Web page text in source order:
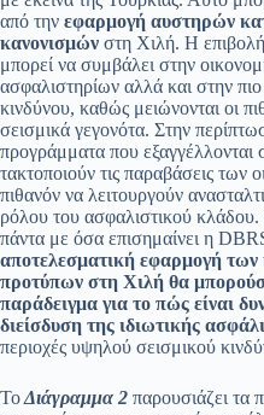
από την εφαρμογή αυστηρών
κανονισμών στη Χιλή. Η
μπορεί να συμβάλει στην
ασφαλιστηρίων αλλά και στην
κινδύνου, καθώς μειώνονται οι
σεισμικά γεγονότα. Στην
προγράμματα που εξαγγέλλονται
τακτοποιούν τις παραβάσεις των
πιθανόν να λειτουργούν
ρόλου του ασφαλιστικού
πάντα με όσα επισημαίνει η
αποτελεσματική εφαρμογή
προτύπων στη Χιλή θα
παράδειγμα για το πώς είναι
διείσδυση της ιδιωτικής
περιοχές υψηλού σεισμικού
ΤοΔιάγραμμα 2 παρουσιάζει τα